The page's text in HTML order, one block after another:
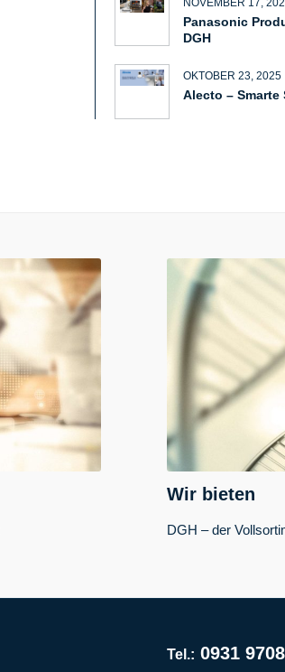
Panasonic
DGH
OKTOBER 23, 2025
Alecto –
Wir bieten
DGH – der
Tel.: 0931